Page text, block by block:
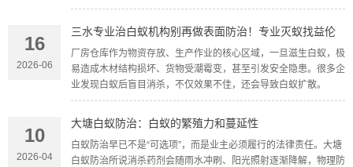
16
2026-06
三水专业治白蚁机构别再做表面防治！专业灭蚁找益伦
厂房仓库作为物资存放、生产作业的核心区域，一旦滋生白蚁，极
易造成木材结构损坏、货物受潮霉变，甚至引发安全隐患。很多企
业发现白蚁后盲目消杀，不仅效果不佳，还会导致白蚁扩散。
10
2026-04
大塘白蚁防治：白蚁的繁殖力和蔓延性
白蚁防治早已不是“可选项”，而是业主必须履行的法律责任。大塘
白蚁防治所说消杀药剂会随雨水冲刷、阳光照射逐渐降解，物理防